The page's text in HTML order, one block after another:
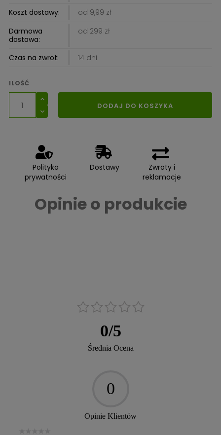
Koszt dostawy:
od 9,99 zł
Darmowa
dostawa:
od 299 zł
Czas na zwrot: 14 dni
ILOŚĆ
DODAJ DO KOSZYKA
Polityka
prywatności
Dostawy
Zwroty i
reklamacje
Opinie o produkcie
0/5
Średnia Ocena
0
Opinie Klientów